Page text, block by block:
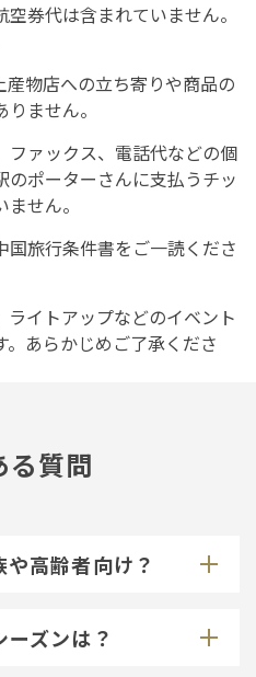
券代は含まれていません。
産物店への立ち寄りや商品の
ません。
ファックス、電話代などの個
ポーターさんに支払うチッ
せん。
旅行条件書をご一読くださ
イトアップなどのイベント
あらかじめご了承くださ
る質問
高齢者向け？
ズンは？